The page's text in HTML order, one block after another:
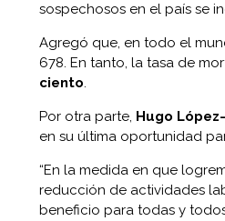
sospechosos en el país se
Agregó que, en todo el
678. En tanto, la tasa de
ciento.
Por otra parte, Hugo
en su última oportunidad
“En la medida en que
reducción de actividades
beneficio para todas y